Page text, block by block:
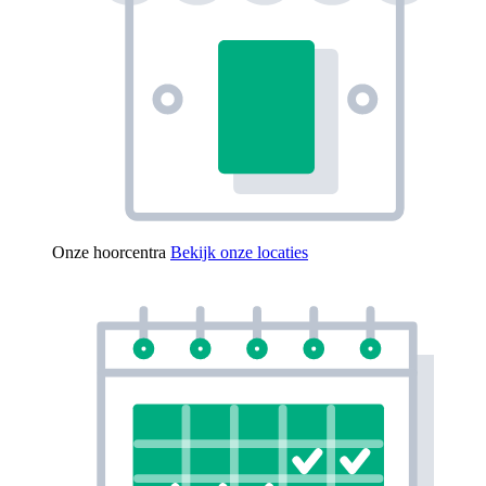
Onze hoorcentra Bekijk onze locaties